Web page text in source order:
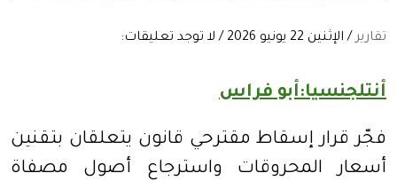
تقارير/ الإثنين 22 يونيو 2026 / لا توجد تعليقات:
أنتلجنسيا:أبو فراس
فجّر قرار إسقاط مقترحي قانون يتعلقان بتقنين
أسعار المحروقات واسترجاع أصول مصفاة